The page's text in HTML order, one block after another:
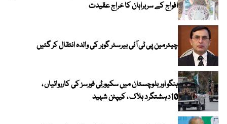
افواج کے سربراہان کا خراج عقیدت
چیئرمین پی ٹی آئی بیرسٹر گوہر کی والدہ انتقال کر گئیں
ہنگو اور بلوچستان میں سکیورٹی فورسز کی کارروائیاں ،
10دہشتگرد ہلاک ، کیپٹن شہید